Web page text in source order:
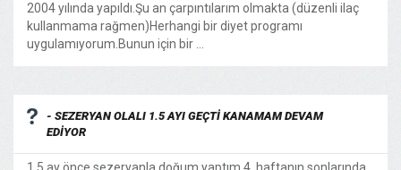
2004 yılında yapıldı.Şu an çarpıntılarım olmakta (düzenli ilaç
kullanmama rağmen)Herhangi bir diyet programı
uygulamıyorum.Bunun için bir ...
- SEZERYAN OLALI 1.5 AYI GEÇTİ KANAMAM DEVAM
EDİYOR